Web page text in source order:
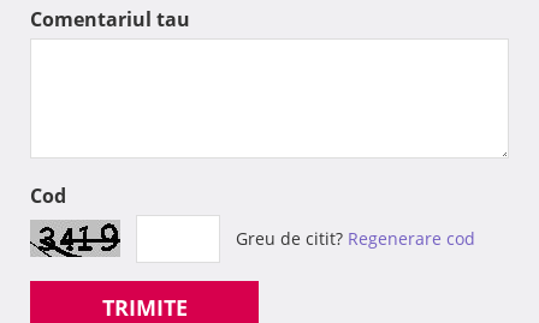
Comentariul tau
Cod
Greu de citit? Regenerare cod
TRIMITE